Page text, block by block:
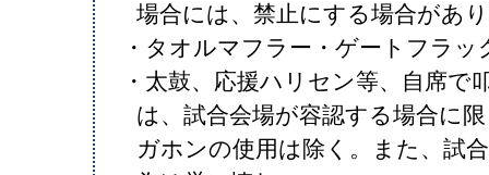
場合には、禁止にする場合があ
・タオルマフラー・ゲートフラ
・太鼓、応援ハリセン等、自席で
は、試合会場が容認する場合に
ガホンの使用は除く。また、試